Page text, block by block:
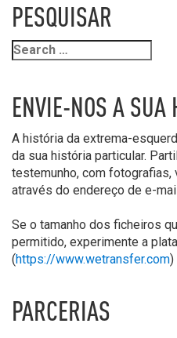
PESQUISAR
ENVIE-NOS A SUA
A história da extrema-
da sua história particular.
testemunho, com
através do endereço de e-
Se o tamanho dos ficheiros
permitido, experimente a
(https://www.wetransfer.com)
PARCERIAS